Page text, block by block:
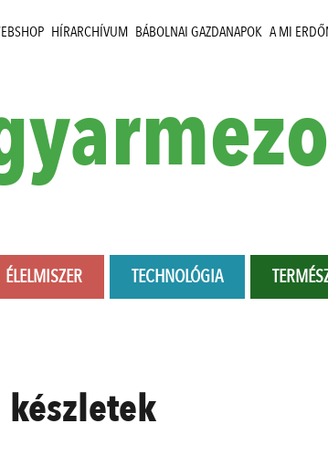
HÍRARCHÍVUM BÁBOLNAI GAZDANAPOK A MI
ÉLELMISZER TECHNOLÓGIA
készletek